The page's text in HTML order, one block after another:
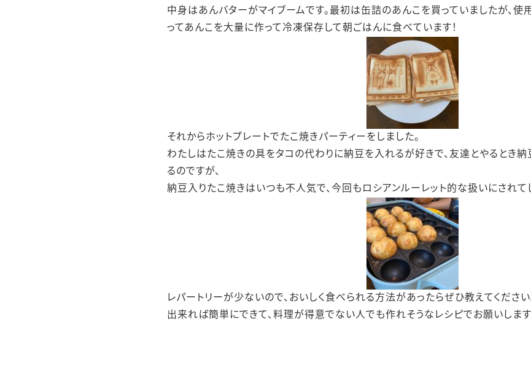
中身はあんバターがマイブームです。最初は缶詰のあんこを買っていましたが、使
ってあんこを大量に作って冷凍保存して朝ごはんに食べています！
それからホットプレートでたこ焼きパーティーをしました。
わたしはたこ焼きの具をタコの代わりに納豆を入れるが好きで、友達とやるとき
るのですが、
納豆入りたこ焼きはいつも不人気で、今回もロシアンルーレット的な扱いにされて
レパートリーが少ないので、おいしく食べられる方法があったらぜひ教えてください
出来れば簡単にできて、料理が得意でない人でも作れそうなレシピでお願いします